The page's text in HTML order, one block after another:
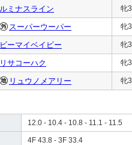
ルミナスライン 牝3
スーパーウーパー 牝3
ビーマイベイビー 牝3
リサコーハク 牝3
リュウノメアリー 牝3
12.0 - 10.4 - 10.8 - 11.1 - 11.5
4F 43.8 - 3F 33.4